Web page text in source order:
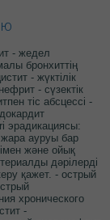
- жедел
бронхиттің
- жүктілік
- сүзектік
тіс абсцесcі -
эрадикациясы:
ауруы бар
және ойық
дәрілерді
қажет. - острый
хронического
-